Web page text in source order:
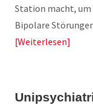
Station macht, um
Bipolare
Weiterlesen